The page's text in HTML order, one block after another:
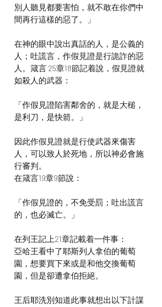
別人聽見都要害怕，就不敢在你們中
間再行這樣的惡了。」
在神的眼中說出真話的人，是公義的
人；吐謊言，作假見證是行詭詐的惡
人。箴言 25章18節記着說，假見證就
如殺人的武器：
「作假見證陷害鄰舍的，就是大槌，
是利刀，是快箭。」
因此作假見證就是行使武器來傷害
人，可以致人於死地，所以神必會施
行審判。
在箴言19章9節說：
「作假見證的，不免受罰；吐出謊言
的，也必滅亡。」
在列王記上21章記載着一件事：
亞哈王看中了耶斯列人拿伯的葡萄
園，想要買下來或是和他交換葡萄
園，但是卻遭拿伯拒絕。
王后耶洗別知道此事就想出以下計謀